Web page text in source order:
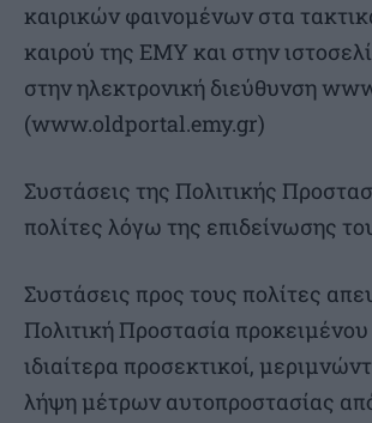
καιρικών φαινομένων στα
καιρού της ΕΜΥ και στην
στην ηλεκτρονική διεύθυνση
(www.oldportal.emy.gr)
Συστάσεις της Πολιτικής
πολίτες λόγω της επιδείνωσης
Συστάσεις προς τους πολίτες
Πολιτική Προστασία προκειμένου
ιδιαίτερα προσεκτικοί,
λήψη μέτρων αυτοπροστασίας